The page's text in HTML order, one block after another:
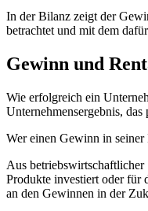
In der Bilanz zeigt der
betrachtet und mit dem
Gewinn und
Wie erfolgreich ein
Unternehmensergebnis,
Wer einen Gewinn in
Aus betriebswirtschaftlicher
Produkte investiert oder für
an den Gewinnen in der